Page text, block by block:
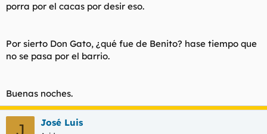
porra por el cacas por desir eso.
Por sierto Don Gato, ¿qué fue de Benito? hase tiempo que
no se pasa por el barrio.
Buenas noches.
J José Luis